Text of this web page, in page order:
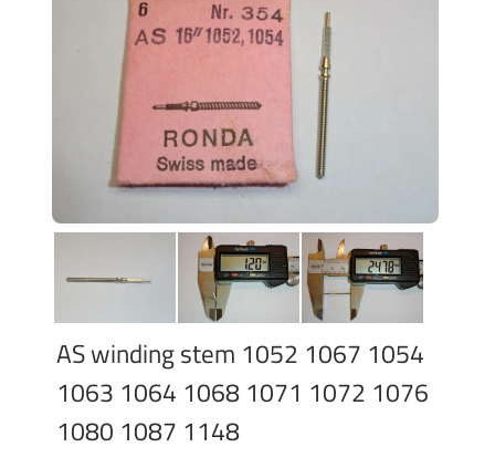
AS winding stem 1052 1067 1054
1063 1064 1068 1071 1072 1076
1080 1087 1148